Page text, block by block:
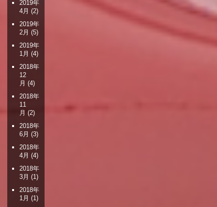
2019年
4月 (2)
2019年
2月 (5)
2019年
1月 (4)
2018年
12
月 (4)
2018年
11
月 (2)
2018年
6月 (3)
2018年
4月 (4)
2018年
3月 (1)
2018年
1月 (1)